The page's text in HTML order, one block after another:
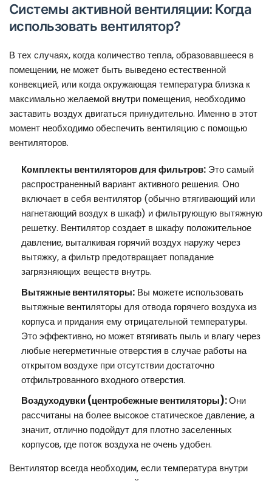
Системы активной вентиляции: Когда
использовать вентилятор?
В тех случаях, когда количество тепла, образовавшееся в
помещении, не может быть выведено естественной
конвекцией, или когда окружающая температура близка к
максимально желаемой внутри помещения, необходимо
заставить воздух двигаться принудительно. Именно в этот
момент необходимо обеспечить вентиляцию с помощью
вентиляторов.
Комплекты вентиляторов для фильтров: Это самый
распространенный вариант активного решения. Оно
включает в себя вентилятор (обычно втягивающий или
нагнетающий воздух в шкаф) и фильтрующую вытяжную
решетку. Вентилятор создает в шкафу положительное
давление, выталкивая горячий воздух наружу через
вытяжку, а фильтр предотвращает попадание
загрязняющих веществ внутрь.
Вытяжные вентиляторы: Вы можете использовать
вытяжные вентиляторы для отвода горячего воздуха из
корпуса и придания ему отрицательной температуры.
Это эффективно, но может втягивать пыль и влагу через
любые негерметичные отверстия в случае работы на
открытом воздухе при отсутствии достаточно
отфильтрованного входного отверстия.
Воздуходувки (центробежные вентиляторы):Они
рассчитаны на более высокое статическое давление, а
значит, отлично подойдут для плотно заселенных
корпусов, где поток воздуха не очень удобен.
Вентилятор всегда необходим, если температура внутри